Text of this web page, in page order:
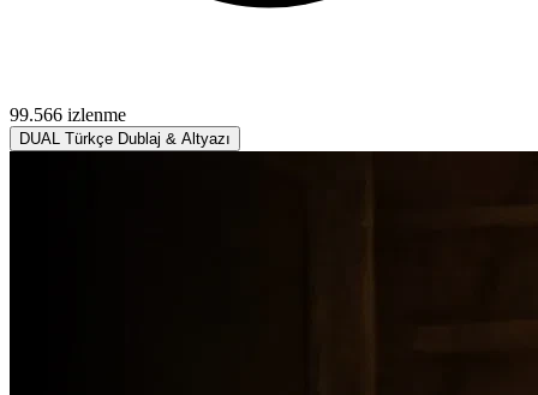
99.566 izlenme
DUAL Türkçe Dublaj & Altyazı